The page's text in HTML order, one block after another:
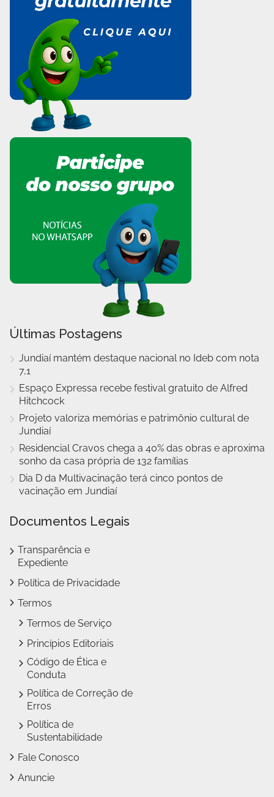
Últimas Postagens
Jundiaí mantém destaque nacional no Ideb com nota
7,1
Espaço Expressa recebe festival gratuito de Alfred
Hitchcock
Projeto valoriza memórias e patrimônio cultural de
Jundiaí
Residencial Cravos chega a 40% das obras e aproxima
sonho da casa própria de 132 famílias
Dia D da Multivacinação terá cinco pontos de
vacinação em Jundiaí
Documentos Legais
Transparência e
Expediente
Política de Privacidade
Termos
Termos de Serviço
Princípios Editoriais
Código de Ética e
Conduta
Política de Correção de
Erros
Política de
Sustentabilidade
Fale Conosco
Anuncie